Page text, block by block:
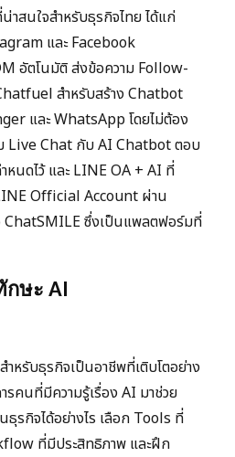
สนใจสำหรับธุรกิจไทย ได้แก่
และ Facebook
อัตโนมัติ ส่งข้อความ Follow-
สำหรับสร้าง Chatbot
และ WhatsApp โดยไม่ต้อง
Live Chat กับ AI Chatbot ตอบ
หนดไว้ และ LINE OA + AI ที่
Official Account ผ่าน
ChatSMILE ซึ่งเป็นแพลตฟอร์มที่
กษะ AI
หรับธุรกิจเป็นอาชีพที่เติบโตอย่าง
รคนที่มีความรู้เรื่อง AI มาช่วย
นธุรกิจได้อย่างไร เลือก Tools ที่
ที่มีประสิทธิภาพ และฝึก